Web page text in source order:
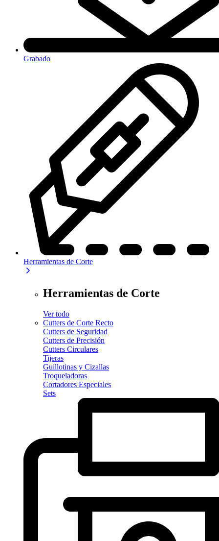
Grabado
Herramientas de Corte
Herramientas de Corte
Ver todo
Cutters de Corte Recto
Cutters de Seguridad
Cutters de Precisión
Cutters Circulares
Tijeras
Guillotinas y Cizallas
Troqueladoras
Cortadores Especiales
Sets